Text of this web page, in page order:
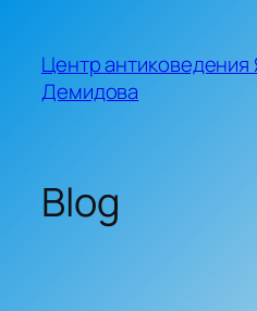
content
Центр антиковедения
Демидова
Blog